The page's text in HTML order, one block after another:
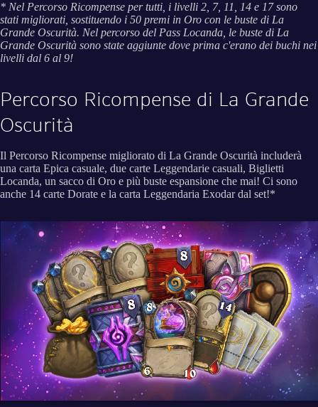
* Nel Percorso Ricompense per tutti, i livelli 2, 7, 11, 14 e 17 sono
stati migliorati, sostituendo i 50 premi in Oro con le buste di La
Grande Oscurità. Nel percorso del Pass Locanda, le buste di La
Grande Oscurità sono state aggiunte dove prima c'erano dei buchi nei
livelli dal 6 al 9!
Percorso Ricompense di La Grande
Oscurità
Il Percorso Ricompense migliorato di La Grande Oscurità includerà
una carta Epica casuale, due carte Leggendarie casuali, Biglietti
Locanda, un sacco di Oro e più buste espansione che mai! Ci sono
anche 14 carte Dorate e la carta Leggendaria Exodar dal set!*